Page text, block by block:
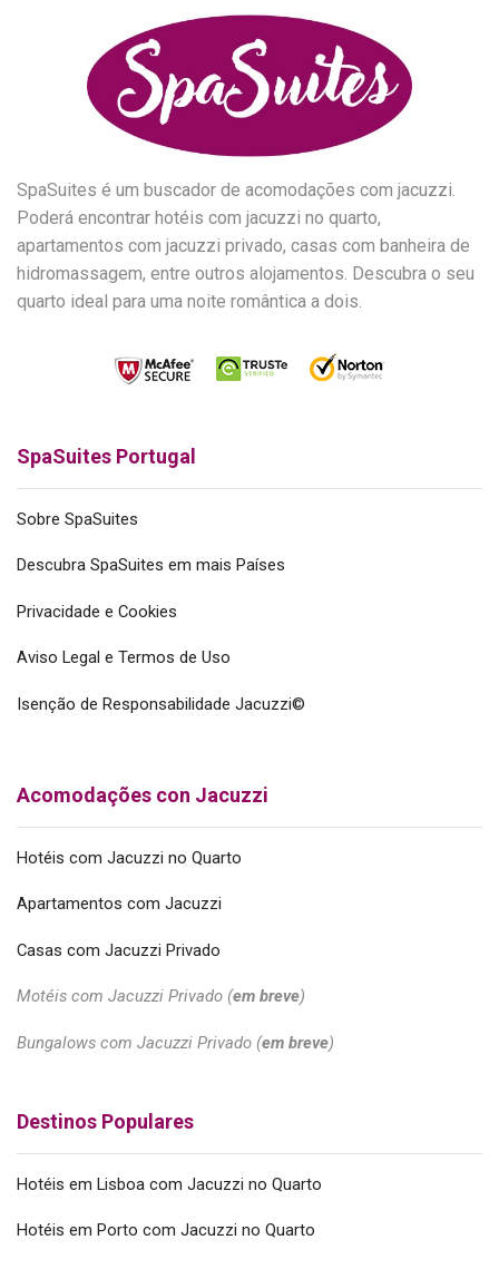
SpaSuites é um buscador de acomodações com jacuzzi.
Poderá encontrar hotéis com jacuzzi no quarto,
apartamentos com jacuzzi privado, casas com banheira de
hidromassagem, entre outros alojamentos. Descubra o seu
quarto ideal para uma noite romântica a dois.
SpaSuites Portugal
Sobre SpaSuites
Descubra SpaSuites em mais Países
Privacidade e Cookies
Aviso Legal e Termos de Uso
Isenção de Responsabilidade Jacuzzi©
Acomodações con Jacuzzi
Hotéis com Jacuzzi no Quarto
Apartamentos com Jacuzzi
Casas com Jacuzzi Privado
Motéis com Jacuzzi Privado (em breve)
Bungalows com Jacuzzi Privado (em breve)
Destinos Populares
Hotéis em Lisboa com Jacuzzi no Quarto
Hotéis em Porto com Jacuzzi no Quarto